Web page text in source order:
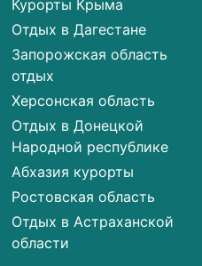
Курорты Крыма
Отдых в Дагестане
Запорожская область
отдых
Херсонская область
Отдых в Донецкой
Народной республике
Абхазия курорты
Ростовская область
Отдых в Астраханской
области